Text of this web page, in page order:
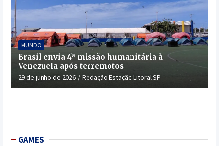
MUNDO
Brasil envia 4ª missão humanitária à
Venezuela após terremotos
29 de junho de 2026 Redação Estação Litoral SP
GAMES